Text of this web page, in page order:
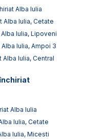
Alba Iulia
Alba Iulia, Cetate
Iulia, Lipoveni
Iulia, Ampoi 3
Iulia, Central
Alba Iulia
Iulia, Cetate
Iulia, Micesti